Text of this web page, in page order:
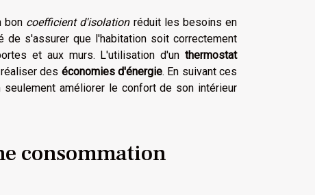
bon coefficient d'isolationréduit les besoins en
s'assurer que l'habitation soit correctement
et aux murs. L'utilisation d'un thermostat
des économies d'énergie. En suivant ces
améliorer le confort de son intérieur
consommation